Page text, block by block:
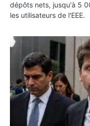
dépôts nets, jusqu'à 5
les utilisateurs de l'EEE.
OpenAI demande le